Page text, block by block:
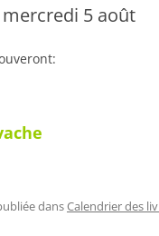
5 août
dansCalendrier des